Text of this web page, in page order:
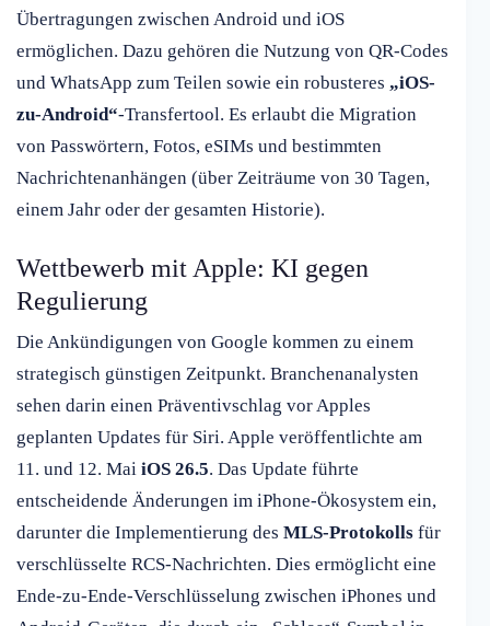
Übertragungen zwischen Android und iOS
ermöglichen. Dazu gehören die Nutzung von QR-Codes
und WhatsApp zum Teilen sowie ein robusteres „iOS-
zu-Android“-Transfertool. Es erlaubt die Migration
von Passwörtern, Fotos, eSIMs und bestimmten
Nachrichtenanhängen (über Zeiträume von 30 Tagen,
einem Jahr oder der gesamten Historie).
Wettbewerb mit Apple: KI gegen
Regulierung
Die Ankündigungen von Google kommen zu einem
strategisch günstigen Zeitpunkt. Branchenanalysten
sehen darin einen Präventivschlag vor Apples
geplanten Updates für Siri. Apple veröffentlichte am
11. und 12. Mai iOS 26.5. Das Update führte
entscheidende Änderungen im iPhone-Ökosystem ein,
darunter die Implementierung des MLS-Protokolls für
verschlüsselte RCS-Nachrichten. Dies ermöglicht eine
Ende-zu-Ende-Verschlüsselung zwischen iPhones und